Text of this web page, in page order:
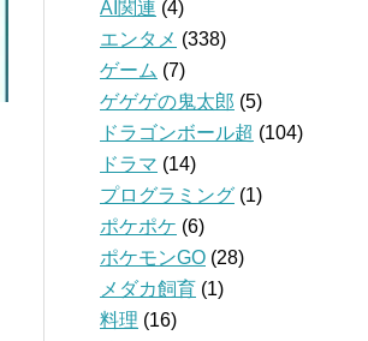
AI関連 (4)
エンタメ (338)
ゲーム (7)
ゲゲゲの鬼太郎 (5)
ドラゴンボール超 (104)
ドラマ (14)
プログラミング (1)
ポケポケ (6)
ポケモンGO (28)
メダカ飼育 (1)
料理 (16)